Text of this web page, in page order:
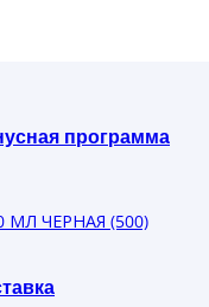
программа
ЧЕРНАЯ (500)